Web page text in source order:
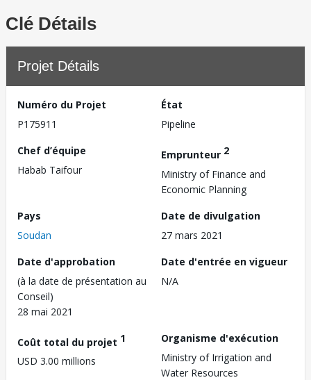
Clé Détails
Projet Détails
Numéro du Projet
P175911
État
Pipeline
Chef d’équipe
Habab Taifour
Emprunteur 2
Ministry of Finance and
Economic Planning
Pays
Soudan
Date de divulgation
27 mars 2021
Date d'approbation
(à la date de présentation au
Conseil)
28 mai 2021
Date d'entrée en vigueur
N/A
Coût total du projet 1
USD 3.00 millions
Organisme d'exécution
Ministry of Irrigation and
Water Resources